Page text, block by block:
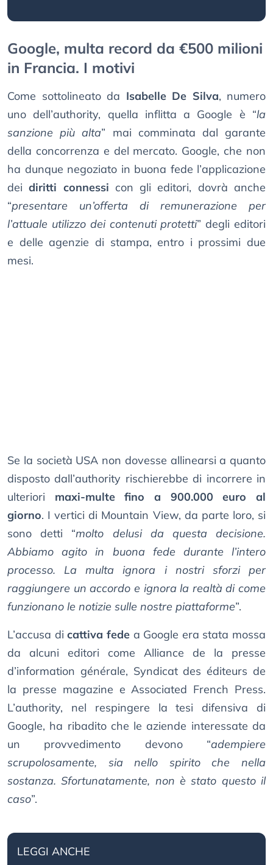
Google, multa record da €500 milioni
in Francia. I motivi
Come sottolineato da Isabelle De Silva, numero
uno dell’authority, quella inflitta a Google è “la
sanzione più alta” mai comminata dal garante
della concorrenza e del mercato. Google, che non
ha dunque negoziato in buona fede l’applicazione
deidiritti connessi con gli editori, dovrà anche
“presentare un’offerta di remunerazione per
l’attuale utilizzo dei contenuti protetti” degli editori
e delle agenzie di stampa, entro i prossimi due
mesi.
Se la società USA non dovesse allinearsi a quanto
disposto dall’authority rischierebbe di incorrere in
ulteriori maxi-multe fino a 900.000 euro al
giorno. I vertici di Mountain View, da parte loro, si
sono detti “molto delusi da questa decisione.
Abbiamo agito in buona fede durante l’intero
processo. La multa ignora i nostri sforzi per
raggiungere un accordo e ignora la realtà di come
funzionano le notizie sulle nostre piattaforme”.
L’accusa dicattiva fedea Google era stata mossa
da alcuni editori come Alliance de la presse
d’information générale, Syndicat des éditeurs de
la presse magazine e Associated French Press.
L’authority, nel respingere la tesi difensiva di
Google, ha ribadito che le aziende interessate da
un provvedimento devono “adempiere
scrupolosamente, sia nello spirito che nella
sostanza. Sfortunatamente, non è stato questo il
caso”.
LEGGI ANCHE